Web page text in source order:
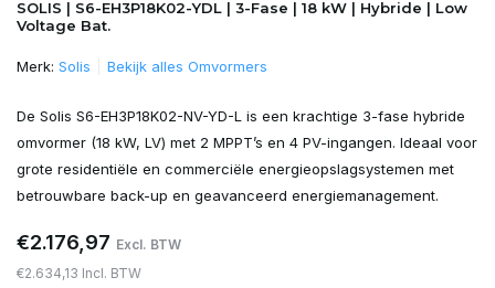
SOLIS | S6-EH3P18K02-YDL | 3-Fase | 18 kW | Hybride | Low
Voltage Bat.
Merk: Solis Bekijk alles Omvormers
De Solis S6-EH3P18K02-NV-YD-L is een krachtige 3-fase hybride
omvormer (18 kW, LV) met 2 MPPT’s en 4 PV-ingangen. Ideaal voor
grote residentiële en commerciële energieopslagsystemen met
betrouwbare back-up en geavanceerd energiemanagement.
€2.176,97 Excl. BTW
€2.634,13 Incl. BTW